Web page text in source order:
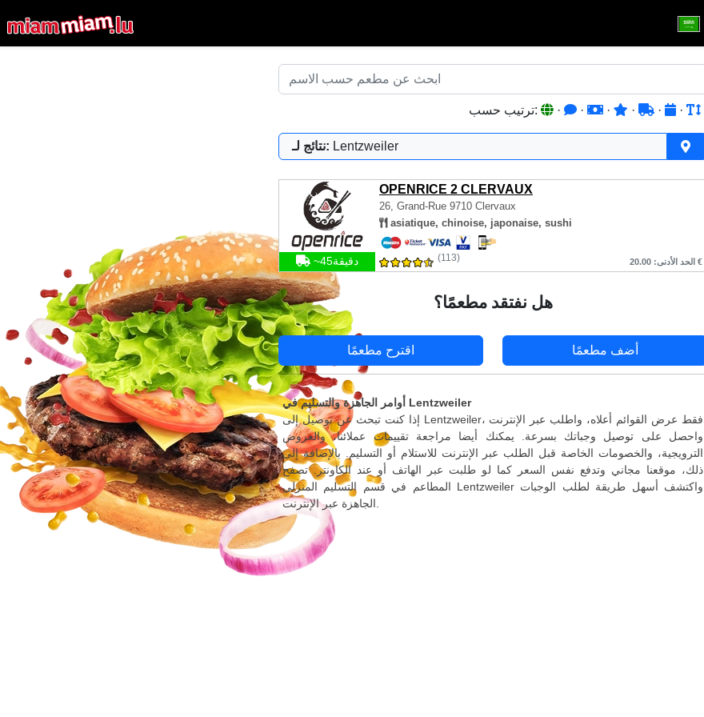
ترتيب حسب: · · · · · ·
نتائج لـ: Lentzweiler
OPENRICE 2 CLERVAUX
26, Grand-Rue 9710 Clervaux
asiatique, chinoise, japonaise, sushi
~45دقيقة (113) الحد الأدنى: 20.00 €
هل نفتقد مطعمًا؟
اقترح مطعمًا أضف مطعمًا
أوامر الجاهزة والتسليم في Lentzweiler
إذا كنت تبحث عن توصيل إلى Lentzweiler، فقط عرض القوائم أعلاه، واطلب عبر الإنترنت
واحصل على توصيل وجباتك بسرعة. يمكنك أيضا مراجعة تقييمات عملائنا، والعروض
الترويجية، والخصومات الخاصة قبل الطلب عبر الإنترنت للاستلام أو التسليم. بالإضافة إلى
ذلك، موقعنا مجاني وتدفع نفس السعر كما لو طلبت عبر الهاتف أو عند الكاونتر. تصفح
المطاعم في قسم التسليم المنزلي Lentzweiler واكتشف أسهل طريقة لطلب الوجبات